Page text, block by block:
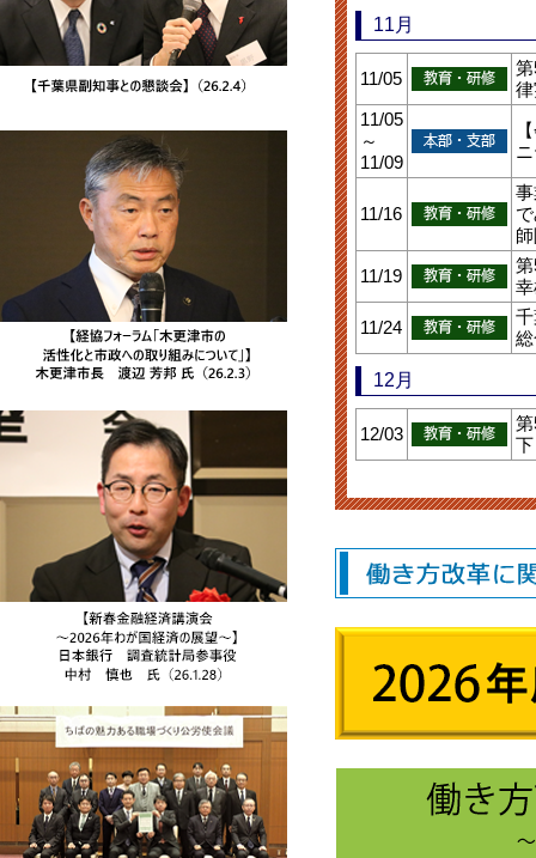
11月
11/05
11/05
～
11/09
11/16
11/19
11/24
12月
12/03